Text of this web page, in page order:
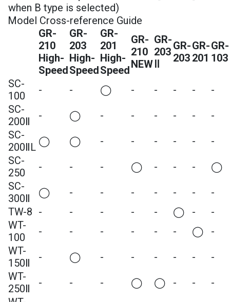
when B type is selected)
Model Cross-reference Guide
GR-
210
High-
Speed
GR-
203
High-
Speed
GR-
201
High-
Speed
GR-
210
NEW
GR-
203
Ⅱ
GR-
203
GR-
201
GR-
103
SC-
100
- - ◯ - - - -
-
SC-
200Ⅱ
- ◯ - - - - -
-
SC-
200ⅡL ◯ ◯ - - - - -
-
SC-
250
- - - ◯ - - -
◯
SC-
300Ⅱ
◯ - - - - - -
-
TW-8 - - - - - ◯ -
-
WT-
100
- - - - - - ◯
-
WT-
150Ⅱ
- ◯ - - - - -
-
WT-
250Ⅱ
- - - ◯ ◯ - -
-